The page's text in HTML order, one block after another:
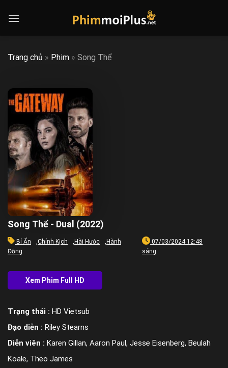
Trang chủ » Phim » Song Thể
Song Thể - Dual (2022)
Bí Ẩn ,Chính Kịch , Hài Hước , Hành
Động
07/03/2024 12:48
sáng
Trạng thái : HD Vietsub
Đạo diễn : Riley Stearns
Diễn viên : Karen Gillan, Aaron Paul, Jesse Eisenberg, Beulah
Koale, Theo James